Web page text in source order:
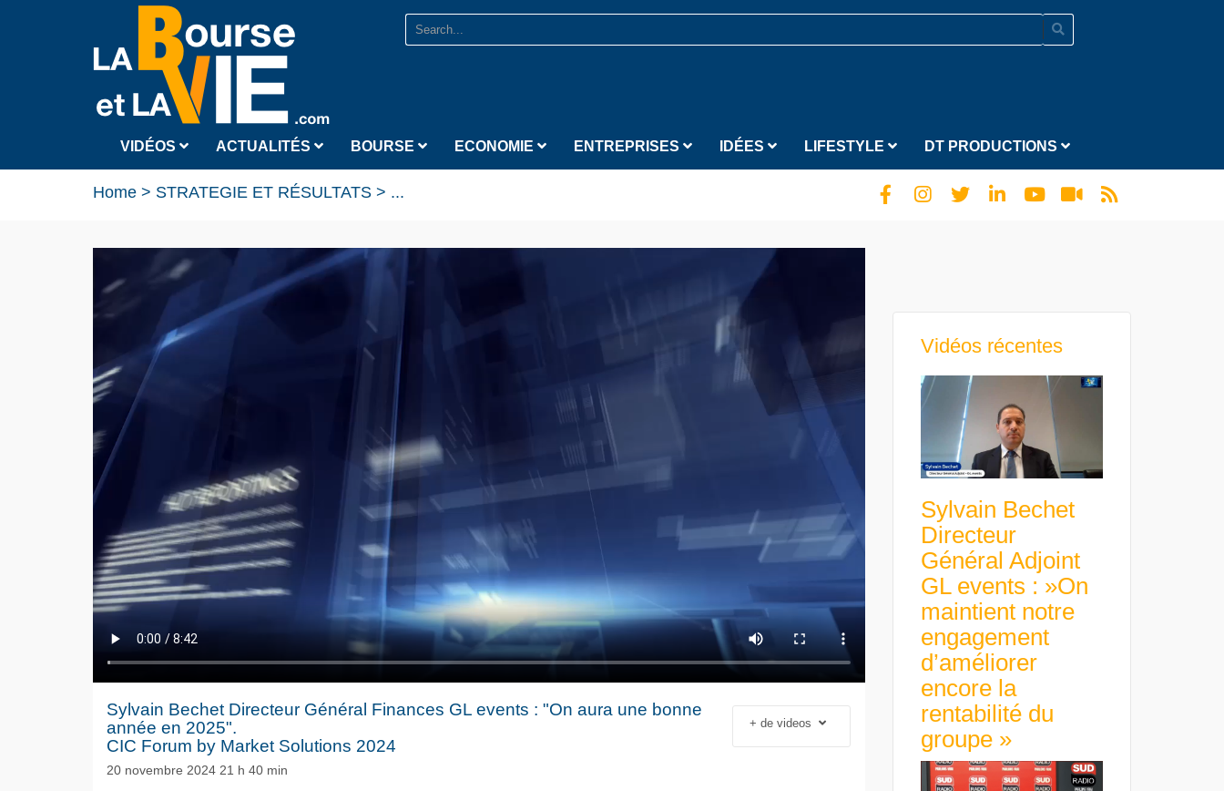
VIDÉOS ACTUALITÉS BOURSE ECONOMIE ENTREPRISES IDÉES LIFESTYLE DT PRODUCTIONS
Home > STRATEGIE ET RÉSULTATS > ...
Lecteur vidéo
Sylvain Bechet Directeur Général Finances GL events : "On aura une bonne
année en 2025".
CIC Forum by Market Solutions 2024
20 novembre 2024 21 h 40 min
+ de videos
Vidéos récentes
Sylvain Bechet
Directeur
Général Adjoint
GL events : »On
maintient notre
engagement
d’améliorer
encore la
rentabilité du
groupe »